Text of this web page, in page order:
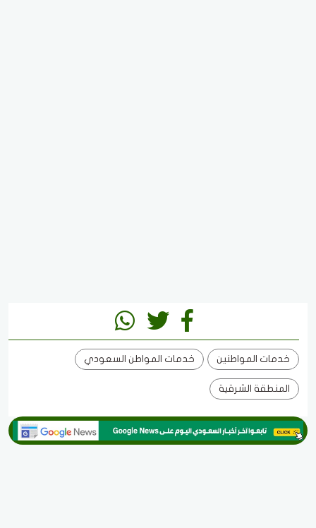
خدمات المواطنين خدمات المواطن السعودي
المنطقة الشرقية